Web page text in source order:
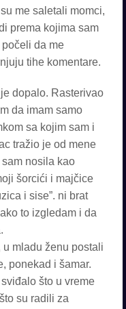
me saletali momci,
prema kojima sam
počeli da me
tihe komentare.
dopalo. Rasterivao
da imam samo
sa kojim sam i
tražio je od mene
nosila kao
šorcići i majčice
i sise”. ni brat
to izgledam i da
mladu ženu postali
ponekad i šamar.
što u vreme
su radili za